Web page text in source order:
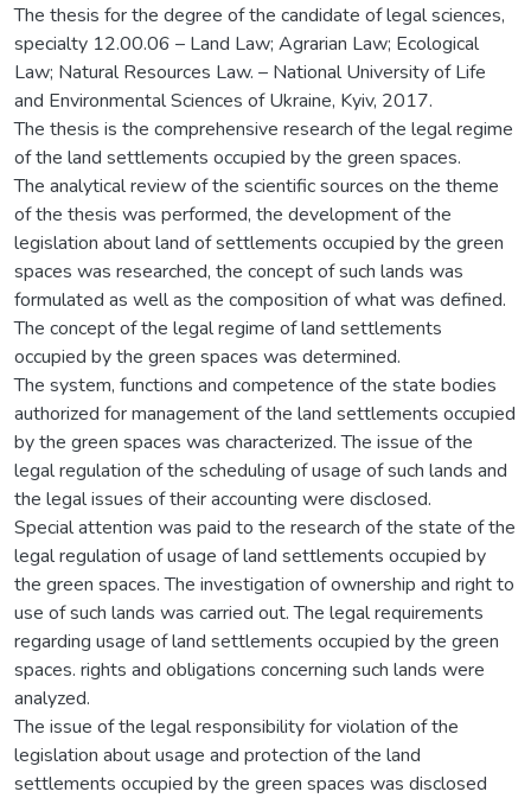
The thesis for the degree of the candidate of legal sciences,
specialty 12.00.06 – Land Law; Agrarian Law; Ecological
Law; Natural Resources Law. – National University of Life
and Environmental Sciences of Ukraine, Kyiv, 2017.
The thesis is the comprehensive research of the legal regime
of the land settlements occupied by the green spaces.
The analytical review of the scientific sources on the theme
of the thesis was performed, the development of the
legislation about land of settlements occupied by the green
spaces was researched, the concept of such lands was
formulated as well as the composition of what was defined.
The concept of the legal regime of land settlements
occupied by the green spaces was determined.
The system, functions and competence of the state bodies
authorized for management of the land settlements occupied
by the green spaces was characterized. The issue of the
legal regulation of the scheduling of usage of such lands and
the legal issues of their accounting were disclosed.
Special attention was paid to the research of the state of the
legal regulation of usage of land settlements occupied by
the green spaces. The investigation of ownership and right to
use of such lands was carried out. The legal requirements
regarding usage of land settlements occupied by the green
spaces. rights and obligations concerning such lands were
analyzed.
The issue of the legal responsibility for violation of the
legislation about usage and protection of the land
settlements occupied by the green spaces was disclosed